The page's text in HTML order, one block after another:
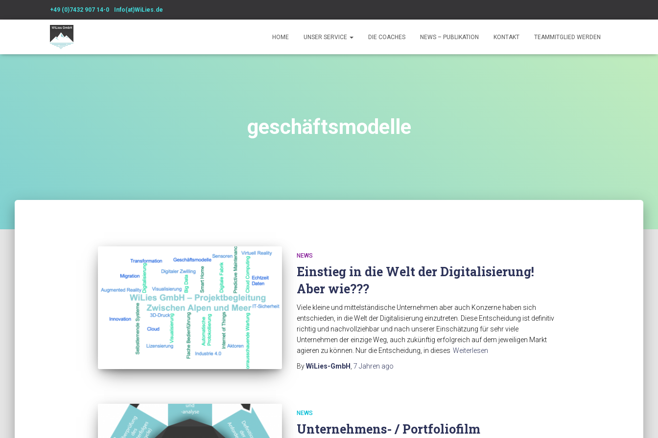
+49 (0)7432 907 14-0 Info(at)WiLies.de
WiLies GmbH – Projektbegleitung zwischen Alpen und Meer
HOME
UNSER SERVICE DIE COACHES NEWS – PUBLIKATION KONTAKT TEAMMITGLIED WERDEN
geschäftsmodelle
NEWS
Einstieg in die Welt der Digitalisierung!
Aber wie???
Viele kleine und mittelständische Unternehmen aber auch Konzerne haben sich
entschieden, in die Welt der Digitalisierung einzutreten. Diese Entscheidung ist definitiv
richtig und nachvollziehbar und nach unserer Einschätzung für sehr viele
Unternehmen der einzige Weg, auch zukünftig erfolgreich auf dem jeweiligen Markt
agieren zu können. Nur die Entscheidung, in dieses Weiterlesen
ByWiLies-GmbH 7 Jahren ago
NEWS
Unternehmens- / Portfoliofilm